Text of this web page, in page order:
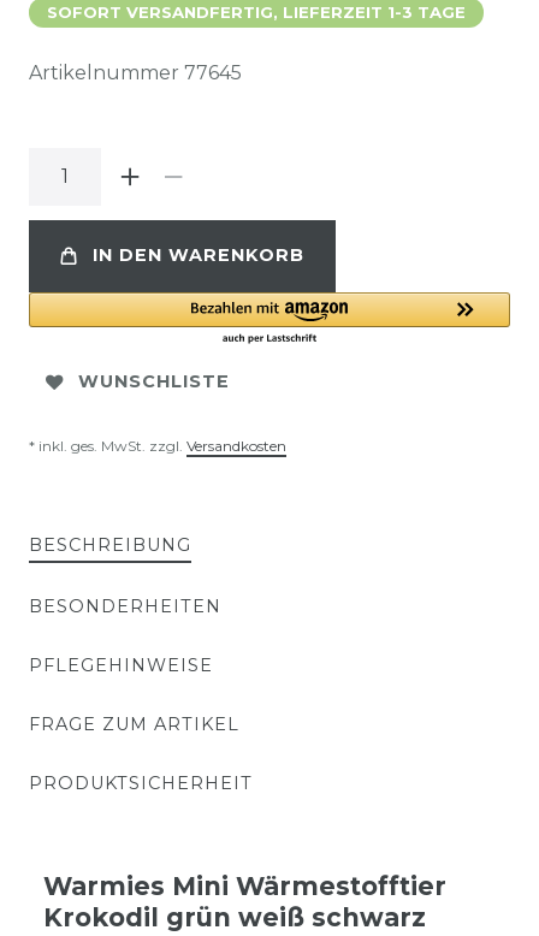
SOFORT VERSANDFERTIG, LIEFERZEIT 1-3 TAGE
Artikelnummer 77645
IN DEN WARENKORB
WUNSCHLISTE
* inkl. ges. MwSt. zzgl. Versandkosten
BESCHREIBUNG
BESONDERHEITEN
PFLEGEHINWEISE
FRAGE ZUM ARTIKEL
PRODUKTSICHERHEIT
Warmies Mini Wärmestofftier
Krokodil grün weiß schwarz